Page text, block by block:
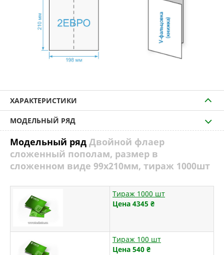
ХАРАКТЕРИСТИКИ
МОДЕЛЬНЫЙ РЯД
Модельный ряд Двойной флаер
сложенный пополам, размер в
сложенном виде 99х210мм, тираж 1000шт
Тираж 1000 шт
Цена 4345 ₴
Тираж 100 шт
Цена 540 ₴